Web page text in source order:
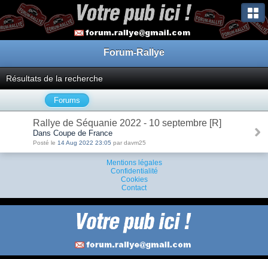
Forum-Rallye
Résultats de la recherche
Forums
Rallye de Séquanie 2022 - 10 septembre [R]
Dans Coupe de France
Posté le 14 Aug 2022 23:05 par davm25
Mentions légales
Confidentialité
Cookies
Contact